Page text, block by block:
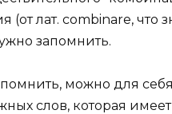
лат. combinare, что
запомнить.
можно для
слов, которая